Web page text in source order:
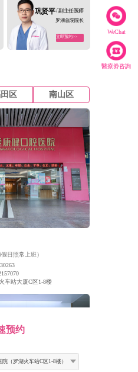
WeChat
醫療劵咨詢
巩贤平/ 副主任医师
罗湖总院院长
立即预约>>
区 南山区
日照常上班）
车站大厦C区1-8楼
预约
（罗湖火车站C区1-8楼）